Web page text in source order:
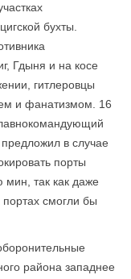
бухты.
Гдыня и на косе
гитлеровцы
и фанатизмом. 16
в случае
порты
так как даже
смогли бы
района западнее